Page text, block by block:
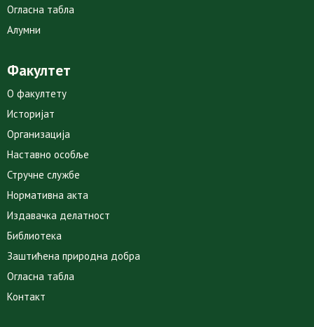
Огласна табла
Алумни
Факултет
О факултету
Историјат
Организација
Наставно особље
Стручне службе
Нормативна акта
Издавачка делатност
Библиотека
Заштићена природна добра
Огласна табла
Контакт